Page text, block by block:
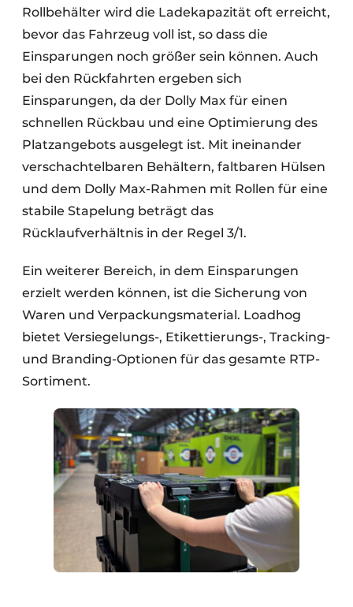
Rollbehälter wird die Ladekapazität oft erreicht,
bevor das Fahrzeug voll ist, so dass die
Einsparungen noch größer sein können. Auch
bei den Rückfahrten ergeben sich
Einsparungen, da der Dolly Max für einen
schnellen Rückbau und eine Optimierung des
Platzangebots ausgelegt ist. Mit ineinander
verschachtelbaren Behältern, faltbaren Hülsen
und dem Dolly Max-Rahmen mit Rollen für eine
stabile Stapelung beträgt das
Rücklaufverhältnis in der Regel 3/1.
Ein weiterer Bereich, in dem Einsparungen
erzielt werden können, ist die Sicherung von
Waren und Verpackungsmaterial. Loadhog
bietet Versiegelungs-, Etikettierungs-, Tracking-
und Branding-Optionen für das gesamte RTP-
Sortiment.